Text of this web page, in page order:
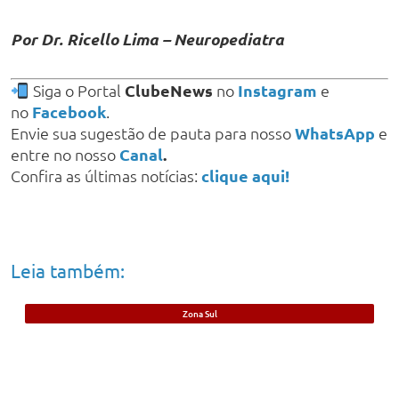
Por Dr. Ricello Lima – Neuropediatra
Siga o Portal ClubeNews no Instagram e
no Facebook.
Envie sua sugestão de pauta para nossoWhatsApp e
entre no nosso Canal.
Confira as últimas notícias: clique aqui!
Leia também:
Zona Sul